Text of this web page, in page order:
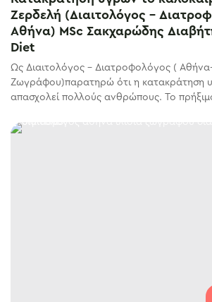
Ζερδελή (Διαιτολόγος –
Αθήνα) MSc Σακχαρώδης
Diet
Ως Διαιτολόγος – Διατροφολόγος ( Αθήνα-
Ζωγράφου)παρατηρώ ότι η κατακράτηση
απασχολεί πολλούς ανθρώπους. Το